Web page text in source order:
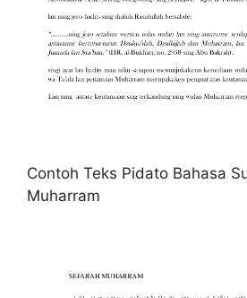
Contoh Teks Pidato Bahasa
Muharram